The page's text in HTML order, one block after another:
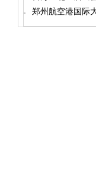
窗招标公告
郑州航空港国际
合金门窗招标公告